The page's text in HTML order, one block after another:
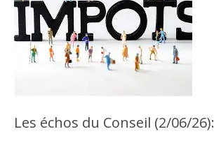
Les échos du Conseil (2/06/26):